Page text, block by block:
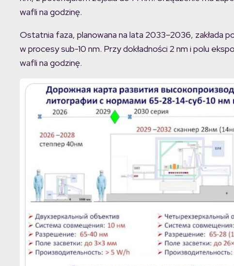
wafli na godzinę.
Ostatnia faza, planowana na lata 2033–2036, zakłada
w procesy sub-10 nm. Przy dokładności 2 nm i polu
wafli na godzinę.